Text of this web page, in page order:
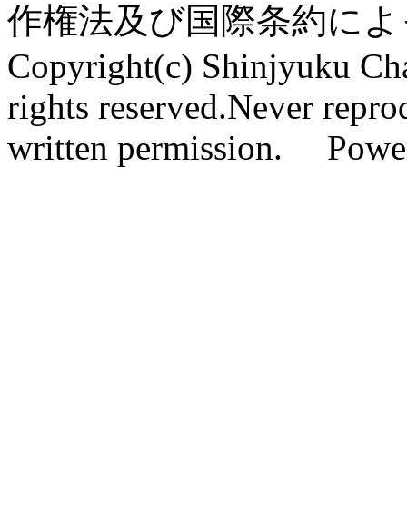
作権法及び国際条約に
Copyright(c) Shinjyuku
rights reserved.Never
written permission.